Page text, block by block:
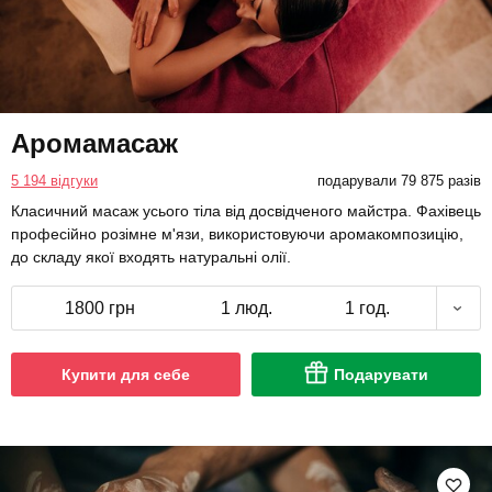
Аромамасаж
5 194 відгуки подарували 79 875 разів
Класичний масаж усього тіла від досвідченого майстра. Фахівець
професійно розімне м'язи, використовуючи аромакомпозицію,
до складу якої входять натуральні олії.
1800 грн 1 люд. 1 год.
Купити для себе Подарувати